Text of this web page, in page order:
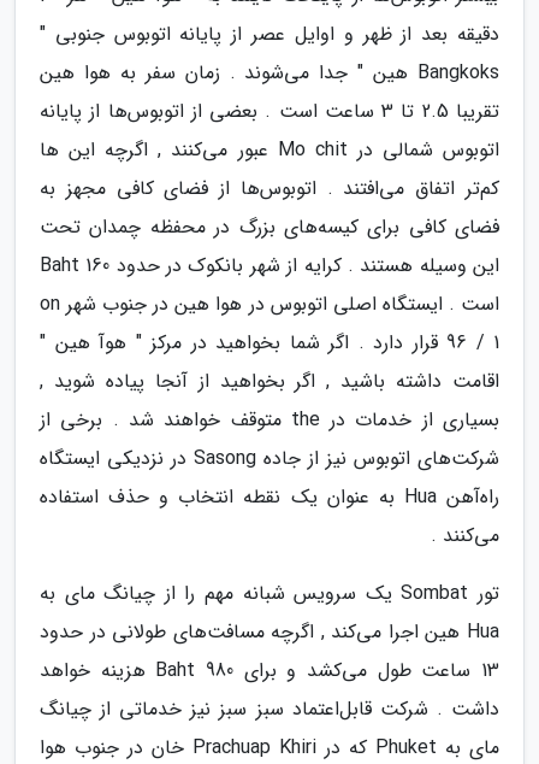
دقیقه بعد از ظهر و اوایل عصر از پایانه اتوبوس جنوبی "
Bangkoks هین " جدا می‌شوند . زمان سفر به هوا هین
تقریبا 2.5 تا 3 ساعت است . بعضی از اتوبوس‌ها از پایانه
اتوبوس شمالی در Mo chit عبور می‌کنند , اگرچه این ها
کم‌تر اتفاق می‌افتند . اتوبوس‌ها از فضای کافی مجهز به
فضای کافی برای کیسه‌های بزرگ در محفظه چمدان تحت
این وسیله هستند . کرایه از شهر بانکوک در حدود 160 Baht
است . ایستگاه اصلی اتوبوس در هوا هین در جنوب شهر on
96 / 1 قرار دارد . اگر شما بخواهید در مرکز " هوآ هین "
اقامت داشته باشید , اگر بخواهید از آنجا پیاده شوید ,
بسیاری از خدمات در the متوقف خواهند شد . برخی از
شرکت‌های اتوبوس نیز از جاده Sasong در نزدیکی ایستگاه
راه‌آهن Hua به عنوان یک نقطه انتخاب و حذف استفاده
می‌کنند .
تور Sombat یک سرویس شبانه مهم را از چیانگ مای به
Hua هین اجرا می‌کند , اگرچه مسافت‌های طولانی در حدود
13 ساعت طول می‌کشد و برای 980 Baht هزینه خواهد
داشت . شرکت قابل‌اعتماد سبز سبز نیز خدماتی از چیانگ
مای به Phuket که در Prachuap Khiri خان در جنوب هوا